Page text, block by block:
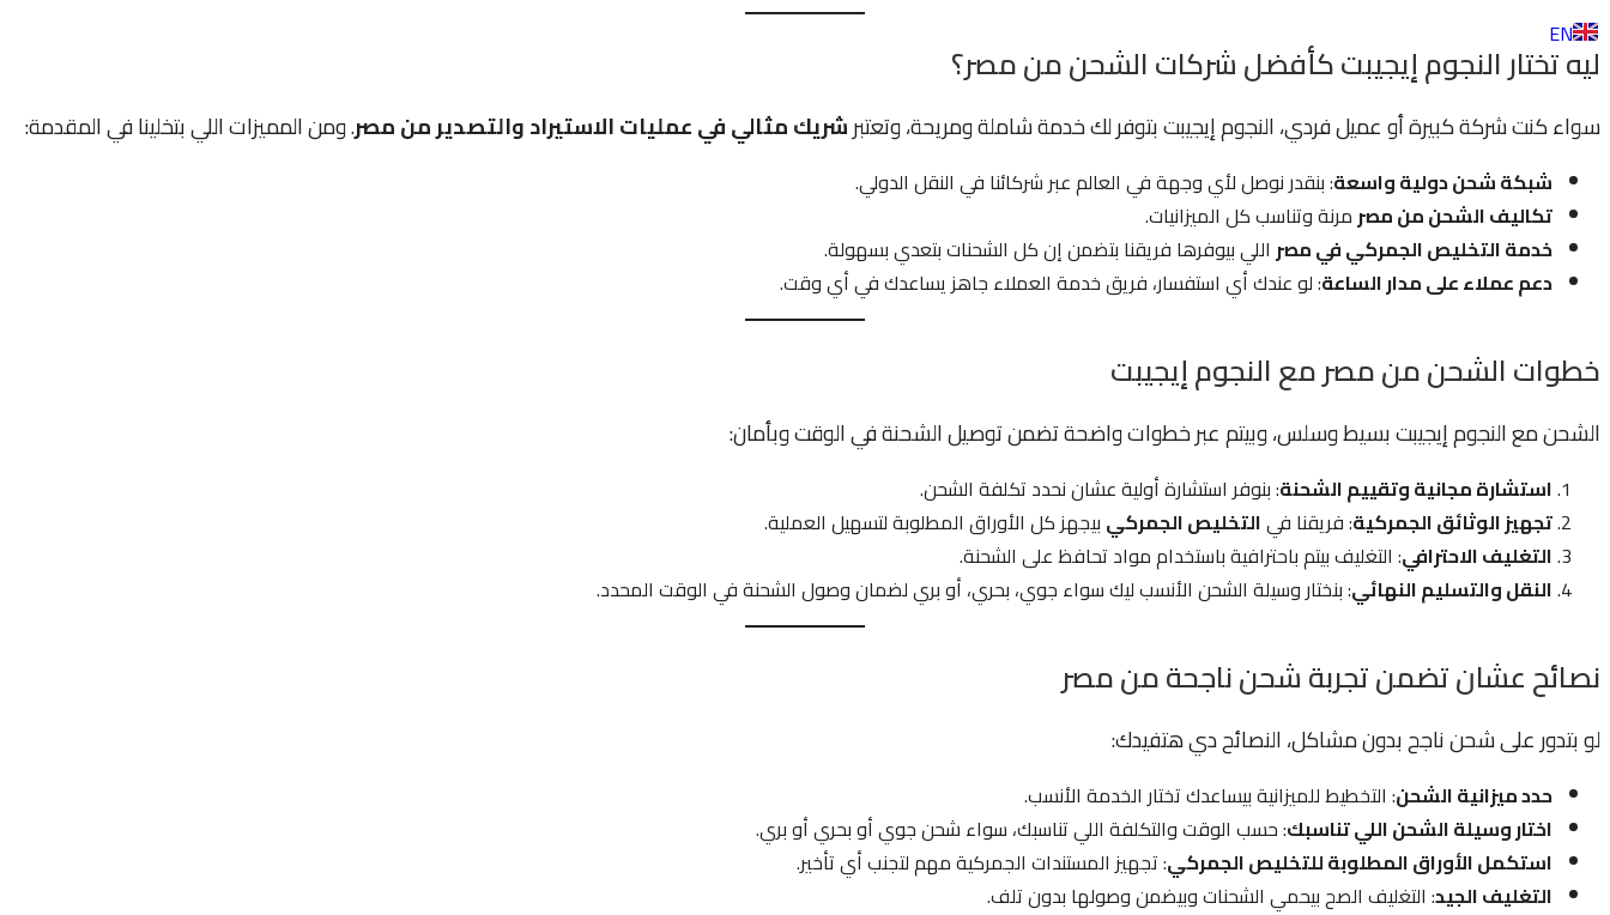
EN
ليه تختار النجوم إيجيبت كأفضل شركات الشحن من مصر؟
سواء كنت شركة كبيرة أو عميل فردي، النجوم إيجيبت بتوفر لك خدمة شاملة ومريحة، وتعتبرشريك مثالي في عمليات الاستيراد والتصدير من مصر. ومن المميزات اللي بتخلينا في المقدمة:
شبكة شحن دولية واسعة: بنقدر نوصل لأي وجهة في العالم عبر شركائنا في النقل الدولي.
تكاليف الشحن من مصرمرنة وتناسب كل الميزانيات.
خدمة التخليص الجمركي في مصر اللي بيوفرها فريقنا بتضمن إن كل الشحنات بتعدي بسهولة.
دعم عملاء على مدار الساعة: لو عندك أي استفسار، فريق خدمة العملاء جاهز يساعدك في أي وقت.
خطوات الشحن من مصر مع النجوم إيجيبت
الشحن مع النجوم إيجيبت بسيط وسلس، وبيتم عبر خطوات واضحة تضمن توصيل الشحنة في الوقت وبأمان:
استشارة مجانية وتقييم الشحنة: بنوفر استشارة أولية عشان نحدد تكلفة الشحن.
تجهيز الوثائق الجمركية: فريقنا فيالتخليص الجمركي بيجهز كل الأوراق المطلوبة لتسهيل العملية.
التغليف الاحترافي: التغليف بيتم باحترافية باستخدام مواد تحافظ على الشحنة.
النقل والتسليم النهائي: بنختار وسيلة الشحن الأنسب ليك سواء جوي، بحري، أو بري لضمان وصول الشحنة في الوقت المحدد.
نصائح عشان تضمن تجربة شحن ناجحة من مصر
لو بتدور على شحن ناجح بدون مشاكل، النصائح دي هتفيدك:
حدد ميزانية الشحن: التخطيط للميزانية بيساعدك تختار الخدمة الأنسب.
اختار وسيلة الشحن اللي تناسبك: حسب الوقت والتكلفة اللي تناسبك، سواء شحن جوي أو بحري أو بري.
استكمل الأوراق المطلوبة للتخليص الجمركي: تجهيز المستندات الجمركية مهم لتجنب أي تأخير.
التغليف الجيد: التغليف الصح بيحمي الشحنات وبيضمن وصولها بدون تلف.